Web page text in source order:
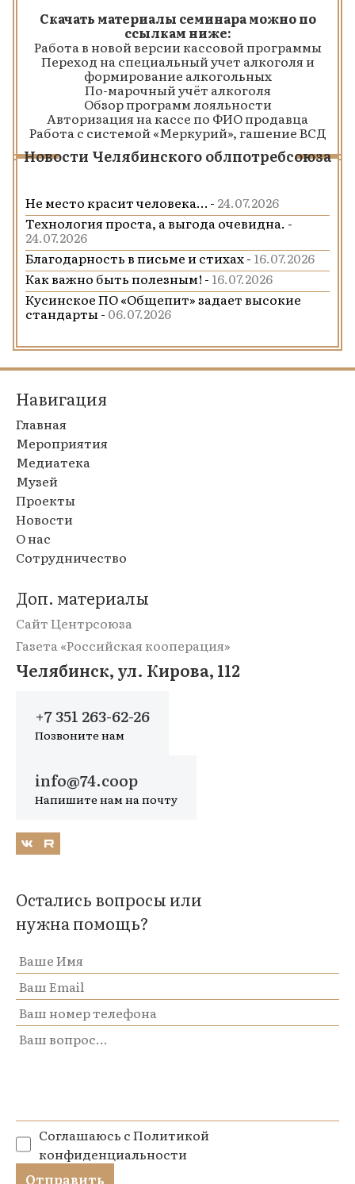
Скачать материалы семинара можно по
ссылкам ниже:
Работа в новой версии кассовой программы
Переход на специальный учет алкоголя и
формирование алкогольных
По-марочный учёт алкоголя
Обзор программ лояльности
Авторизация на кассе по ФИО продавца
Работа с системой «Меркурий», гашение ВСД
Новости Челябинского облпотребсоюза
Не место красит человека… - 24.07.2026
Технология проста, а выгода очевидна. -
24.07.2026
Благодарность в письме и стихах - 16.07.2026
Как важно быть полезным! - 16.07.2026
Кусинское ПО «Общепит» задает высокие
стандарты - 06.07.2026
Навигация
Главная
Мероприятия
Медиатека
Музей
Проекты
Новости
О нас
Сотрудничество
Доп. материалы
Сайт Центрсоюза
Газета «Российская кооперация»
Челябинск, ул. Кирова, 112
+7 351 263-62-26
Позвоните нам
info@74.coop
Напишите нам на почту
Остались вопросы или
нужна помощь?
Соглашаюсь сПолитикой
конфиденциальности